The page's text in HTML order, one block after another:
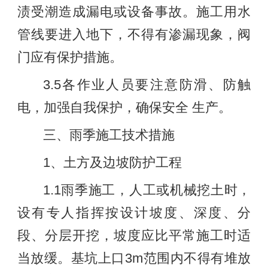
渍受潮造成漏电或设备事故。施工用水
管线要进入地下，不得有渗漏现象，阀
门应有保护措施。
3.5各作业人员要注意防滑、防触
电，加强自我保护，确保安全 生产。
三、雨季施工技术措施
1、土方及边坡防护工程
1.1雨季施工，人工或机械挖土时，
设有专人指挥按设计坡度、深度、分
段、分层开挖，坡度应比平常施工时适
当放缓。基坑上口3m范围内不得有堆放